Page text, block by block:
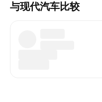
与现代汽车比较